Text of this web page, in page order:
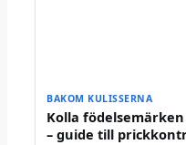
BAKOM KULISSERNA
Kolla
– guide till